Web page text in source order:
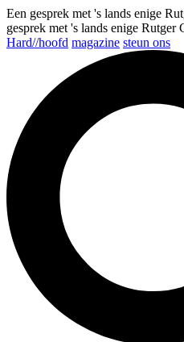
Een gesprek met 's lands enige
gesprek met 's lands enige
Hard//hoofd magazine steun ons